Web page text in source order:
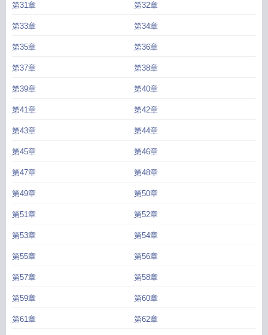
第31章 第32章
第33章 第34章
第35章 第36章
第37章 第38章
第39章 第40章
第41章 第42章
第43章 第44章
第45章 第46章
第47章 第48章
第49章 第50章
第51章 第52章
第53章 第54章
第55章 第56章
第57章 第58章
第59章 第60章
第61章 第62章